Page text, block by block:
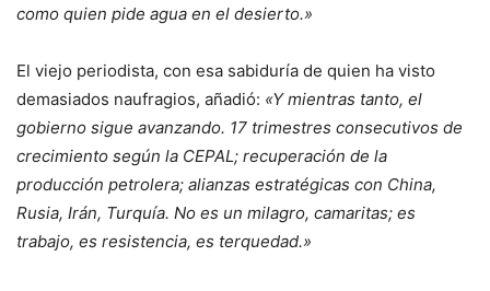
como quien pide agua en el desierto.»
El viejo periodista, con esa sabiduría de quien ha visto
demasiados naufragios, añadió: «Y mientras tanto, el
gobierno sigue avanzando. 17 trimestres consecutivos de
crecimiento según la CEPAL; recuperación de la
producción petrolera; alianzas estratégicas con China,
Rusia, Irán, Turquía. No es un milagro, camaritas; es
trabajo, es resistencia, es terquedad.»